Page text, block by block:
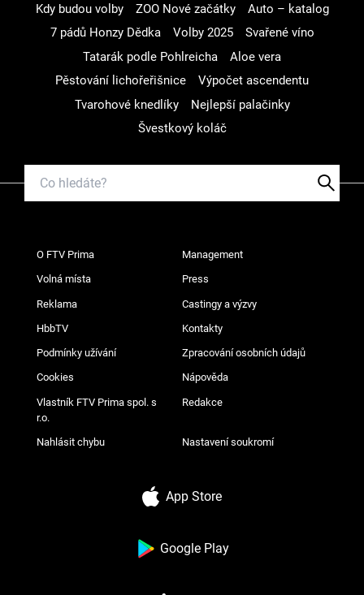
Kdy budou volby
ZOO Nové začátky
Auto – katalog
7 pádů Honzy Dědka
Volby 2025
Svařené víno
Tatarák podle Pohlreicha
Aloe vera
Pěstování lichořeřišnice
Výpočet ascendentu
Tvarohové knedlíky
Nejlepší palačinky
Švestkový koláč
O FTV Prima Management
Volná místa Press
Reklama Castingy a výzvy
HbbTV Kontakty
Podmínky užívání Zpracování osobních údajů
Cookies Nápověda
Vlastník FTV Prima spol. s
r.o.
Redakce
Nahlásit chybu Nastavení soukromí
App Store
Google Play